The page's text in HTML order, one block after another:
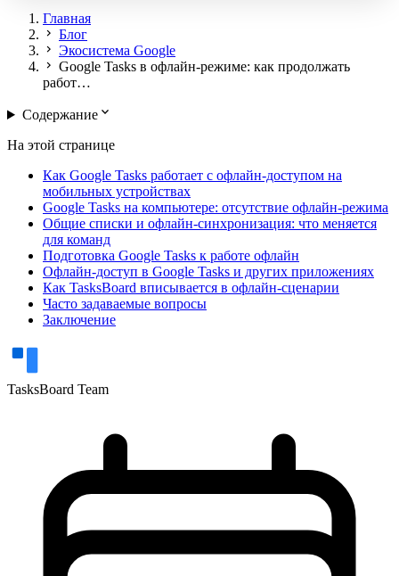
Главная
chevron_right Блог
chevron_right Экосистема Google
chevron_right Google Tasks в офлайн-режиме: как продолжать
работ…
Содержаниеexpand_more
На этой странице
Как Google Tasks работает с офлайн-доступом на
мобильных устройствах
Google Tasks на компьютере: отсутствие офлайн-режима
Общие списки и офлайн-синхронизация: что меняется
для команд
Подготовка Google Tasks к работе офлайн
Офлайн-доступ в Google Tasks и других приложениях
Как TasksBoard вписывается в офлайн-сценарии
Часто задаваемые вопросы
Заключение
TasksBoard Team